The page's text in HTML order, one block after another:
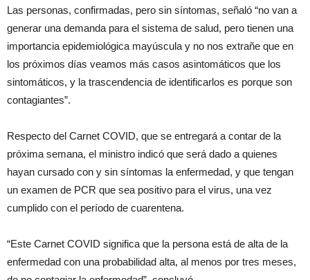
Las personas, confirmadas, pero sin síntomas, señaló “no van a
generar una demanda para el sistema de salud, pero tienen una
importancia epidemiológica mayúscula y no nos extrañe que en
los próximos días veamos más casos asintomáticos que los
sintomáticos, y la trascendencia de identificarlos es porque son
contagiantes”.
Respecto del Carnet COVID, que se entregará a contar de la
próxima semana, el ministro indicó que será dado a quienes
hayan cursado con y sin síntomas la enfermedad, y que tengan
un examen de PCR que sea positivo para el virus, una vez
cumplido con el período de cuarentena.
“Este Carnet COVID significa que la persona está de alta de la
enfermedad con una probabilidad alta, al menos por tres meses,